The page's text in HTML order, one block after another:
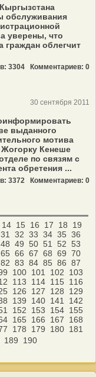
обслуживания
уверены, что
граждан облегчит
3304 Комментариев: 0
30 сентября 2011
выданного
мотива
Кенеше
по связям с
обретения ...
3372 Комментариев: 0
14 15 16 17 18
19
31 32 33 34 35 36
48 49 50 51 52 53
65 66 67 68 69 70
82 83 84 85 86 87
100 101 102
103
113 114 115
116
126 127 128
129
139 140 141
142
152 153 154 155
165 166 167
168
178 179 180 181
189 190